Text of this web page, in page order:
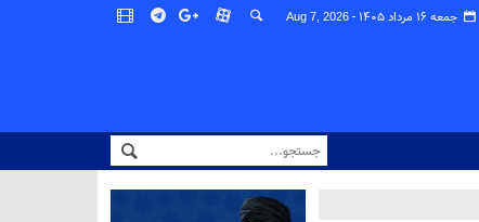
جمعه ۱۶ مرداد ۱۴۰۵ - Aug 7, 2026